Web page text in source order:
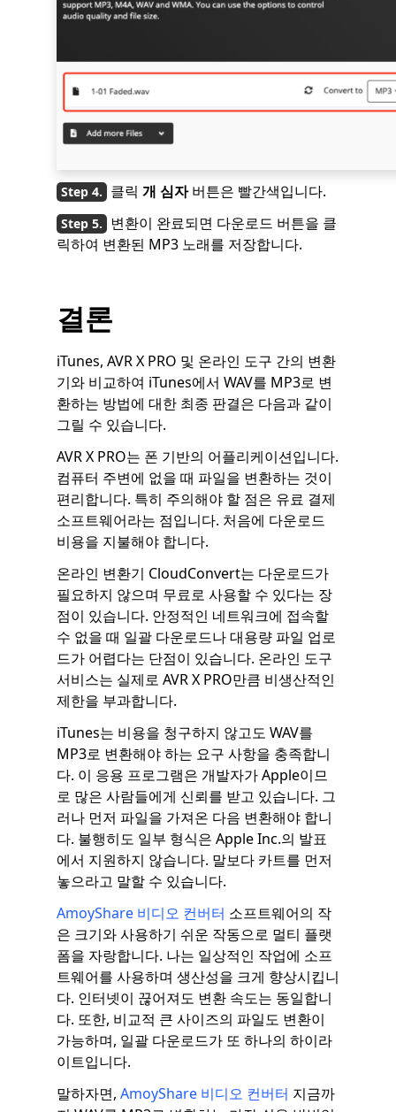
클릭 개 심자버튼은 빨간색입니다.
변환이 완료되면 다운로드 버튼을 클
릭하여 변환된 MP3 노래를 저장합니다.
결론
iTunes, AVR X PRO 및 온라인 도구 간의 변환
기와 비교하여 iTunes에서 WAV를 MP3로 변
환하는 방법에 대한 최종 판결은 다음과 같이
그릴 수 있습니다.
AVR X PRO는 폰 기반의 어플리케이션입니다.
컴퓨터 주변에 없을 때 파일을 변환하는 것이
편리합니다. 특히 주의해야 할 점은 유료 결제
소프트웨어라는 점입니다. 처음에 다운로드
비용을 지불해야 합니다.
온라인 변환기 CloudConvert는 다운로드가
필요하지 않으며 무료로 사용할 수 있다는 장
점이 있습니다. 안정적인 네트워크에 접속할
수 없을 때 일괄 다운로드나 대용량 파일 업로
드가 어렵다는 단점이 있습니다. 온라인 도구
서비스는 실제로 AVR X PRO만큼 비생산적인
제한을 부과합니다.
iTunes는 비용을 청구하지 않고도 WAV를
MP3로 변환해야 하는 요구 사항을 충족합니
다. 이 응용 프로그램은 개발자가 Apple이므
로 많은 사람들에게 신뢰를 받고 있습니다. 그
러나 먼저 파일을 가져온 다음 변환해야 합니
다. 불행히도 일부 형식은 Apple Inc.의 발표
에서 지원하지 않습니다. 말보다 카트를 먼저
놓으라고 말할 수 있습니다.
AmoyShare 비디오 컨버터 소프트웨어의 작
은 크기와 사용하기 쉬운 작동으로 멀티 플랫
폼을 자랑합니다. 나는 일상적인 작업에 소프
트웨어를 사용하며 생산성을 크게 향상시킵니
다. 인터넷이 끊어져도 변환 속도는 동일합니
다. 또한, 비교적 큰 사이즈의 파일도 변환이
가능하며, 일괄 다운로드가 또 하나의 하이라
이트입니다.
말하자면, AmoyShare 비디오 컨버터 지금까